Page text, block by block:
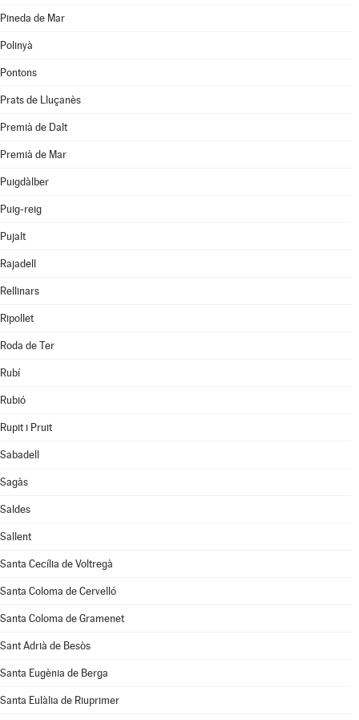
Pineda de Mar
Polinyà
Pontons
Prats de Lluçanès
Premià de Dalt
Premià de Mar
Puigdàlber
Puig-reig
Pujalt
Rajadell
Rellinars
Ripollet
Roda de Ter
Rubí
Rubió
Rupit i Pruit
Sabadell
Sagàs
Saldes
Sallent
Santa Cecília de Voltregà
Santa Coloma de Cervelló
Santa Coloma de Gramenet
Sant Adrià de Besòs
Santa Eugènia de Berga
Santa Eulàlia de Riuprimer